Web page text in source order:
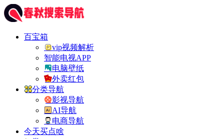
百宝箱
vip视频解析
智能电视APP
电脑壁纸
外卖红包
分类导航
影视导航
AI导航
电商导航
今天买点啥